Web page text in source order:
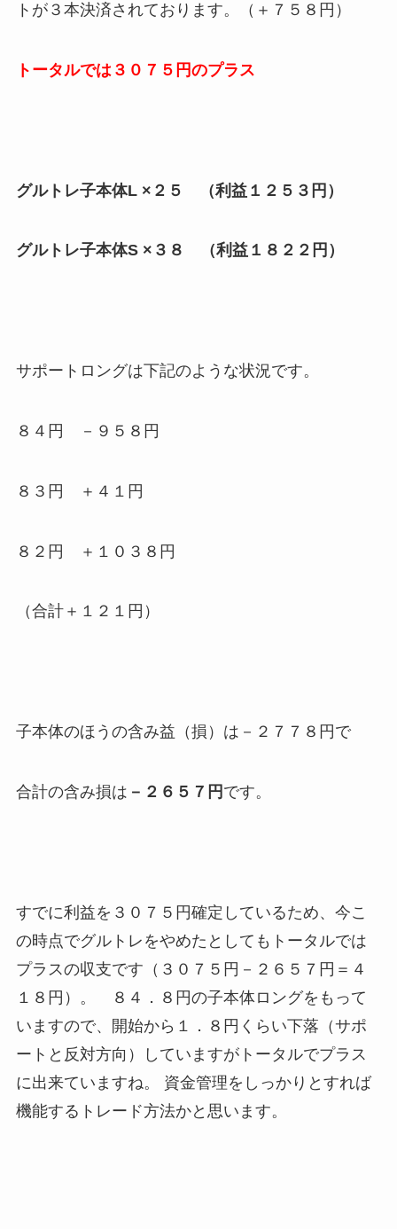
トが３本決済されております。（＋７５８円）
トータルでは３０７５円のプラス
グルトレ子本体L ×２５ （利益１２５３円）
グルトレ子本体S ×３８ （利益１８２２円）
サポートロングは下記のような状況です。
８４円 －９５８円
８３円 ＋４１円
８２円 ＋１０３８円
（合計＋１２１円）
子本体のほうの含み益（損）は－２７７８円で
合計の含み損は －２６５７円 です。
すでに利益を３０７５円確定しているため、今こ
の時点でグルトレをやめたとしてもトータルでは
プラスの収支です（３０７５円－２６５７円＝４
１８円）。 ８４．８円の子本体ロングをもって
いますので、開始から１．８円くらい下落（サポ
ートと反対方向）していますがトータルでプラス
に出来ていますね。 資金管理をしっかりとすれば
機能するトレード方法かと思います。